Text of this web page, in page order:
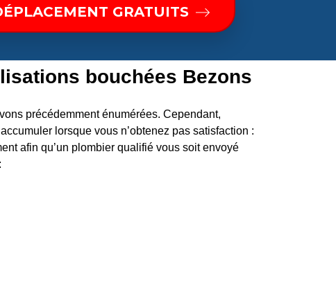
GRATUITS
bouchées Bezons
précédemment énumérées. Cependant,
lorsque vous n’obtenez pas satisfaction :
afin qu’un plombier qualifié vous soit envoyé